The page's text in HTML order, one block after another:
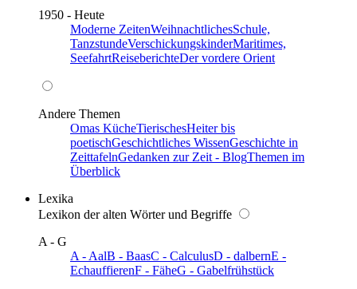
1950 - Heute
Moderne ZeitenWeihnachtlichesSchule,
TanzstundeVerschickungskinderMaritimes,
SeefahrtReiseberichteDer vordere Orient
Andere Themen
Omas KücheTierischesHeiter bis
poetischGeschichtliches WissenGeschichte in
ZeittafelnGedanken zur Zeit - BlogThemen im
Überblick
Lexika
Lexikon der alten Wörter und Begriffe
A - G
A - AalB - BaasC - CalculusD - dalbernE -
EchauffierenF - FäheG - Gabelfrühstück